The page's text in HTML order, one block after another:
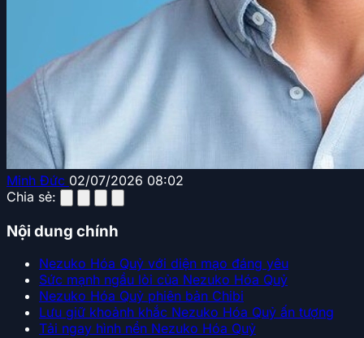
Minh Đức 02/07/2026 08:02
Chia sẻ:
Nội dung chính
Nezuko Hóa Quỷ với diện mạo đáng yêu
Sức mạnh ngầu lòi của Nezuko Hóa Quỷ
Nezuko Hóa Quỷ phiên bản Chibi
Lưu giữ khoảnh khắc Nezuko Hóa Quỷ ấn tượng
Tải ngay hình nền Nezuko Hóa Quỷ